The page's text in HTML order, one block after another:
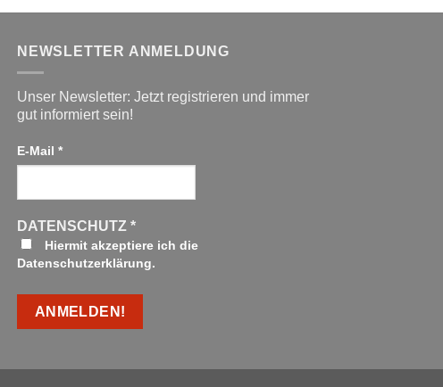
NEWSLETTER ANMELDUNG
Unser Newsletter: Jetzt registrieren und immer
gut informiert sein!
E-Mail *
DATENSCHUTZ *
Hiermit akzeptiere ich die
Datenschutzerklärung.